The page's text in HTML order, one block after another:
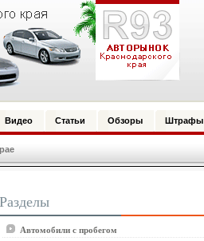
Видео Статьи Обзоры Штрафы
Разделы
Автомобили с пробегом